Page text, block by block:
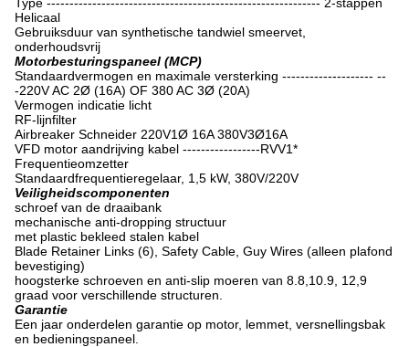
Helicaal
Gebruiksduur van synthetische tandwiel smeervet,
onderhoudsvrij
Motorbesturingspaneel (MCP)
Standaardvermogen en maximale versterking -------------------- --
-220V AC 2Ø (16A) OF 380 AC 3Ø (20A)
Vermogen indicatie licht
RF-lijnfilter
Airbreaker Schneider 220V1Ø 16A 380V3Ø16A
VFD motor aandrijving kabel -----------------RVV1*
Frequentieomzetter
Standaardfrequentieregelaar, 1,5 kW, 380V/220V
Veiligheidscomponenten
schroef van de draaibank
mechanische anti-dropping structuur
met plastic bekleed stalen kabel
Blade Retainer Links (6), Safety Cable, Guy Wires (alleen plafond
bevestiging)
hoogsterke schroeven en anti-slip moeren van 8.8,10.9, 12,9
graad voor verschillende structuren.
Garantie
Een jaar onderdelen garantie op motor, lemmet, versnellingsbak
en bedieningspaneel.